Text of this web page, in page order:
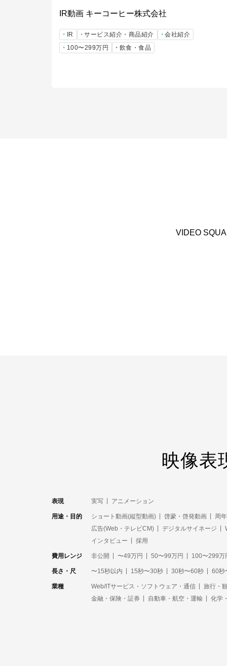
IR動画 キーコーヒー株式会社
IR サービス紹介・商品紹介
会社紹介
100〜299万円
飲食・食品
VIDEO
映像表
表現 実写 アニメーション
用途・目的 ショート動画(縦型動画) 啓蒙・啓発動画
周
広告(Web・テレビCM)
デジタルサイネージ
インタビュー
採用
費用レンジ 非公開 〜49万円 50〜99万円 100〜299万
長さ・尺 〜15秒以内 15秒〜30秒 30秒〜60秒 60秒
業種 Web/ITサービス・ソフトウェア・通信
旅行・
金融・保険・証券
自動車・航空・運輸 化学